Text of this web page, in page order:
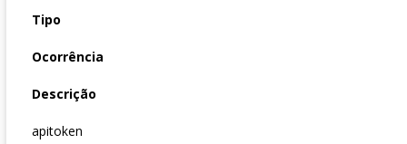
Tipo
Ocorrência
Descrição
apitoken